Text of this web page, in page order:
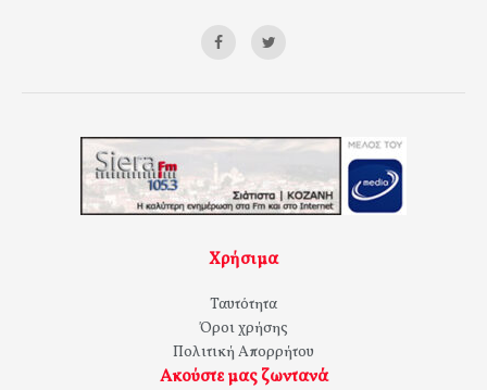
Χρήσιμα
Ταυτότητα
Όροι χρήσης
Πολιτική Απορρήτου
Ακούστε μας ζωντανά